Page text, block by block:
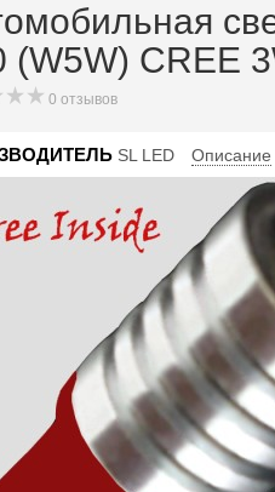
(W5W) CREE
0 отзывов
SL LED Описание